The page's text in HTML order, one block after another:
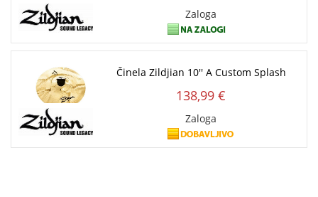
Zaloga
Činela Zildjian 10'' A Custom Splash
138,99 €
Zaloga